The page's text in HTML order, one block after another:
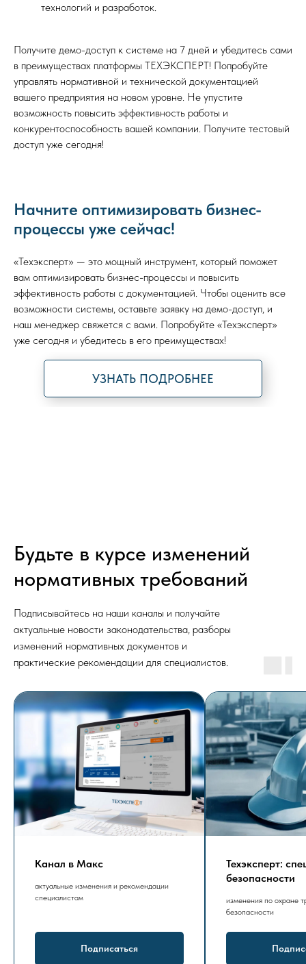
технологий и разработок.
Получите демо-доступ к системе на 7 дней и убедитесь сами
в преимуществах платформы ТЕХЭКСПЕРТ! Попробуйте
управлять нормативной и технической документацией
вашего предприятия на новом уровне. Не упустите
возможность повысить эффективность работы и
конкурентоспособность вашей компании. Получите тестовый
доступ уже сегодня!
Начните оптимизировать бизнес-
процессы уже сейчас!
«Техэксперт» — это мощный инструмент, который поможет
вам оптимизировать бизнес-процессы и повысить
эффективность работы с документацией. Чтобы оценить все
возможности системы, оставьте заявку на демо-доступ, и
наш менеджер свяжется с вами. Попробуйте «Техэксперт»
уже сегодня и убедитесь в его преимуществах!
УЗНАТЬ ПОДРОБНЕЕ
Будьте в курсе изменений
нормативных требований
Подписывайтесь на наши каналы и получайте
актуальные новости законодательства, разборы
изменений нормативных документов и
практические рекомендации для специалистов.
Канал в Макс
актуальные изменения и рекомендации
специалистам
Подписаться
Техэксперт:
безопасности
изменения по охране
безопасности